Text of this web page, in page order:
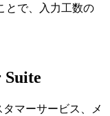
とで、入力工数の
タマーサービス、メ